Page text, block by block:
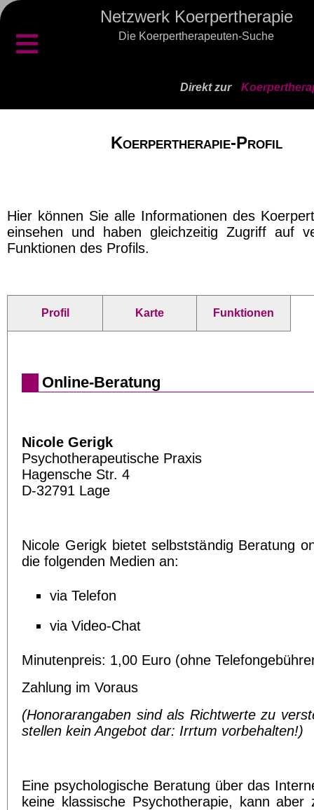
Netzwerk Koerpertherapie
Die Koerpertherapeuten-Suche
≡
Direkt zur
Koerpertherapie-Profil
Hier können Sie alle Informationen des
einsehen und haben gleichzeitig Zugriff auf
Funktionen des Profils.
Profil Karte Funktionen
Online-Beratung
Nicole Gerigk
Psychotherapeutische Praxis
Hagensche Str. 4
D-32791 Lage
Nicole Gerigk bietet selbstständig Beratung
die folgenden Medien an:
via Telefon
via Video-Chat
Minutenpreis: 1,00 Euro (ohne
Zahlung im Voraus
(Honorarangaben sind als Richtwerte zu
stellen kein Angebot dar: Irrtum vorbehalten!)
Eine psychologische Beratung über das
keine klassische Psychotherapie, kann aber